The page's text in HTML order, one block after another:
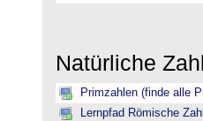
Natürliche
Primzahlen (finde alle
Lernpfad Römische